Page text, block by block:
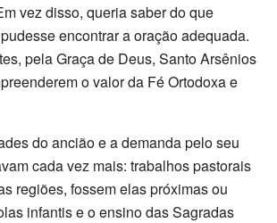
vez disso, queria saber do que
encontrar a oração adequada.
pela Graça de Deus, Santo Arsênios
o valor da Fé Ortodoxa e
do ancião e a demanda pelo seu
cada vez mais: trabalhos pastorais
regiões, fossem elas próximas ou
infantis e o ensino das Sagradas